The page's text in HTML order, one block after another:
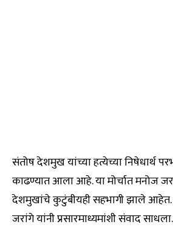
संतोष देशमुख यांच्या हत्येच्या निषेधार्थ
काढण्यात आला आहे. या मोर्चात मनोज
देशमुखांचे कुटुंबीयही सहभागी झाले आहेत.
जरांगे यांनी प्रसारमाध्यमांशी संवाद साधला.